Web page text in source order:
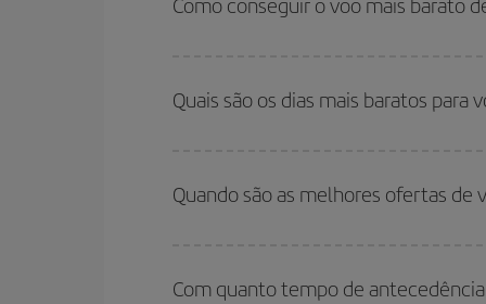
flexível em relação às datas e horários de sua ida
Quais são os dias mais baratos para
para onde você quer ir e quais datas você
volta, para que você possa encontrar a melhor
Quando são as melhores ofertas de
são considerados alta temporada. Além disso,
Com quanto tempo de